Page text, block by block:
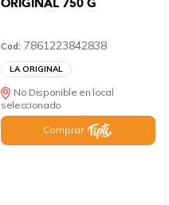
ORIGINAL 750 G
Cod: 7861223842838
LA ORIGINAL
No Disponible en local
seleccionado
Comprar